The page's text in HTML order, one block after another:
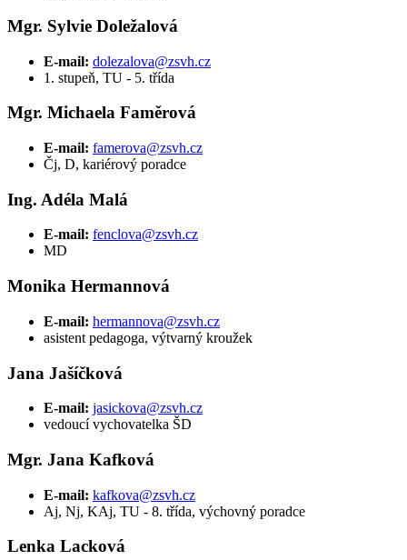
Mgr. Sylvie Doležalová
E-mail: dolezalova@zsvh.cz
1. stupeň, TU - 5. třída
Mgr. Michaela Faměrová
E-mail: famerova@zsvh.cz
Čj, D, kariérový poradce
Ing. Adéla Malá
E-mail: fenclova@zsvh.cz
MD
Monika Hermannová
E-mail: hermannova@zsvh.cz
asistent pedagoga, výtvarný kroužek
Jana Jašíčková
E-mail: jasickova@zsvh.cz
vedoucí vychovatelka ŠD
Mgr. Jana Kafková
E-mail: kafkova@zsvh.cz
Aj, Nj, KAj, TU - 8. třída, výchovný poradce
Lenka Lacková